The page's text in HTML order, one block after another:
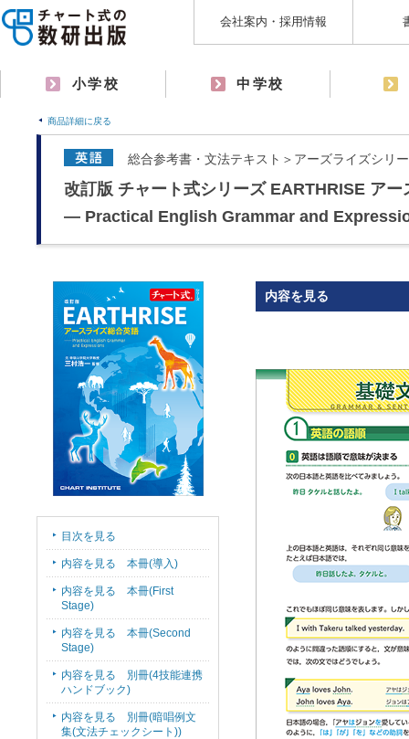
会社案内・採用情報
小学校 中学校
商品詳細に戻る
総合参考書・文法テキスト＞アーズライズシリ
改訂版 チャート式シリーズ EARTHRISE アー
― Practical English Grammar and
内容を見る
目次を見る
内容を見る 本冊(導入)
内容を見る 本冊(First
Stage)
内容を見る 本冊(Second
Stage)
内容を見る 別冊(4技能連携
ハンドブック)
内容を見る 別冊(暗唱例文
集(文法チェックシート))